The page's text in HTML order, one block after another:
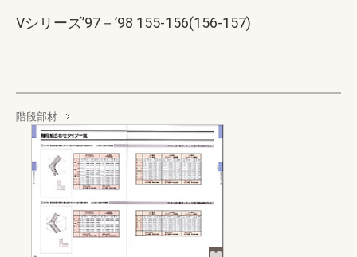
Vシリーズ’97－’98 155-156(156-157)
階段部材